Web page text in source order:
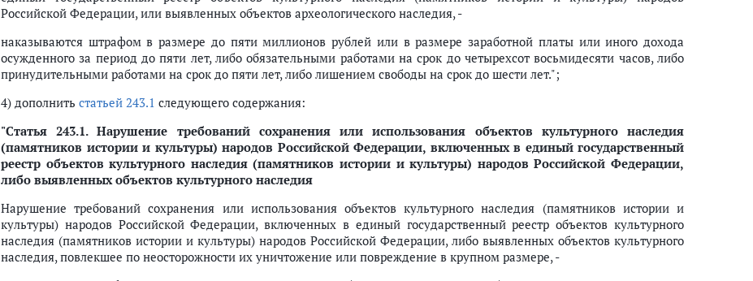
Российской Федерации, или выявленных объектов археологического наследия, -
наказываются штрафом в размере до пяти миллионов рублей или в размере заработной платы или иного дохода
осужденного за период до пяти лет, либо обязательными работами на срок до четырехсот восьмидесяти часов, либо
принудительными работами на срок до пяти лет, либо лишением свободы на срок до шести лет.";
4) дополнить статьей 243.1 следующего содержания:
"Статья 243.1.Нарушение требований сохранения или использования объектов культурного наследия
(памятников истории и культуры) народов Российской Федерации, включенных в единый государственный
реестр объектов культурного наследия (памятников истории и культуры) народов Российской Федерации,
либо выявленных объектов культурного наследия
Нарушение требований сохранения или использования объектов культурного наследия (памятников истории и
культуры) народов Российской Федерации, включенных в единый государственный реестр объектов культурного
наследия (памятников истории и культуры) народов Российской Федерации, либо выявленных объектов культурного
наследия, повлекшее по неосторожности их уничтожение или повреждение в крупном размере, -